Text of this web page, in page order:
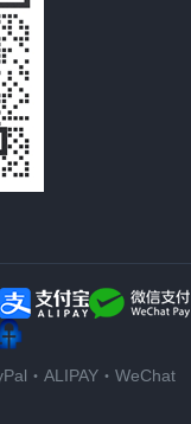
・ALIPAY・WeChat